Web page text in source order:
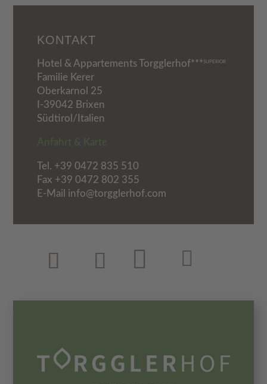
KONTAKT
Hotel & Appartements Torgglerhof***SUPERIOR
Familie Kerer
Oberkarnol 25
I-39042 Brixen
Südtirol/Italien
Anfahrt & Karte
Tel. +39 0472 835 510
Fax +39 0472 802 355
E-Mail info@torgglerhof.com